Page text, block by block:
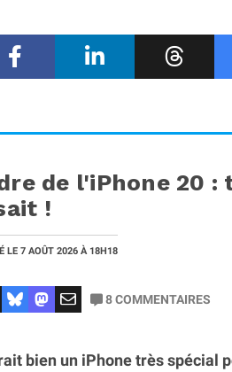
de l'iPhone 20 :
!
LE 7 AOÛT 2026 À 18H18
8COMMENTAIRES
bien un iPhone très spécial